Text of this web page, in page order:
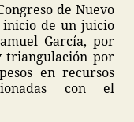
de Nuevo
de un juicio
García, por
triangulación por
en recursos
con el